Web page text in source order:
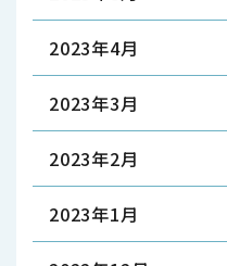
2023年4月
2023年3月
2023年2月
2023年1月